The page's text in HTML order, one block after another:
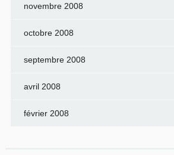
novembre 2008
octobre 2008
septembre 2008
avril 2008
février 2008